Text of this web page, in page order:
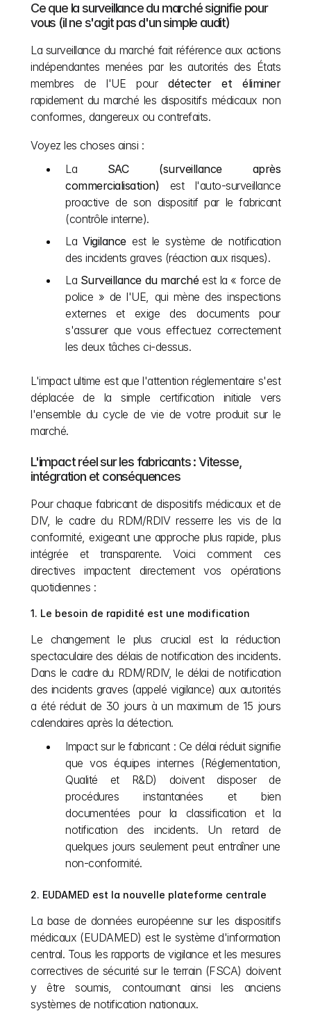
Ce que la surveillance du marché signifie pour
vous (il ne s'agit pas d'un simple audit)
La surveillance du marché fait référence aux actions
indépendantes menées par les autorités des États
membres de l'UE pour détecter et éliminer
rapidement du marché les dispositifs médicaux non
conformes, dangereux ou contrefaits.
Voyez les choses ainsi :
La SAC (surveillance après
commercialisation) est l'auto-surveillance
proactive de son dispositif par le fabricant
(contrôle interne).
La Vigilance est le système de notification
des incidents graves (réaction aux risques).
La Surveillance du marché est la « force de
police » de l'UE, qui mène des inspections
externes et exige des documents pour
s'assurer que vous effectuez correctement
les deux tâches ci-dessus.
L'impact ultime est que l'attention réglementaire s'est
déplacée de la simple certification initiale vers
l'ensemble du cycle de vie de votre produit sur le
marché.
L'impact réel sur les fabricants : Vitesse,
intégration et conséquences
Pour chaque fabricant de dispositifs médicaux et de
DIV, le cadre du RDM/RDIV resserre les vis de la
conformité, exigeant une approche plus rapide, plus
intégrée et transparente. Voici comment ces
directives impactent directement vos opérations
quotidiennes :
1. Le besoin de rapidité est une modification
Le changement le plus crucial est la réduction
spectaculaire des délais de notification des incidents.
Dans le cadre du RDM/RDIV, le délai de notification
des incidents graves (appelé vigilance) aux autorités
a été réduit de 30 jours à un maximum de 15 jours
calendaires après la détection.
Impact sur le fabricant : Ce délai réduit signifie
que vos équipes internes (Réglementation,
Qualité et R&D) doivent disposer de
procédures instantanées et bien
documentées pour la classification et la
notification des incidents. Un retard de
quelques jours seulement peut entraîner une
non-conformité.
2. EUDAMED est la nouvelle plateforme centrale
La base de données européenne sur les dispositifs
médicaux (EUDAMED) est le système d'information
central. Tous les rapports de vigilance et les mesures
correctives de sécurité sur le terrain (FSCA) doivent
y être soumis, contournant ainsi les anciens
systèmes de notification nationaux.